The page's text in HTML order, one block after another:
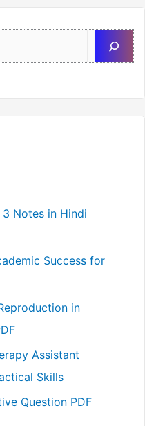
3 Notes in Hindi
Success for
in
Assistant
Skills
Question PDF